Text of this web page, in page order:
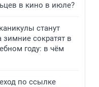
в кино в июле?
станут
зимние сократят в
году: в чём
по ссылке